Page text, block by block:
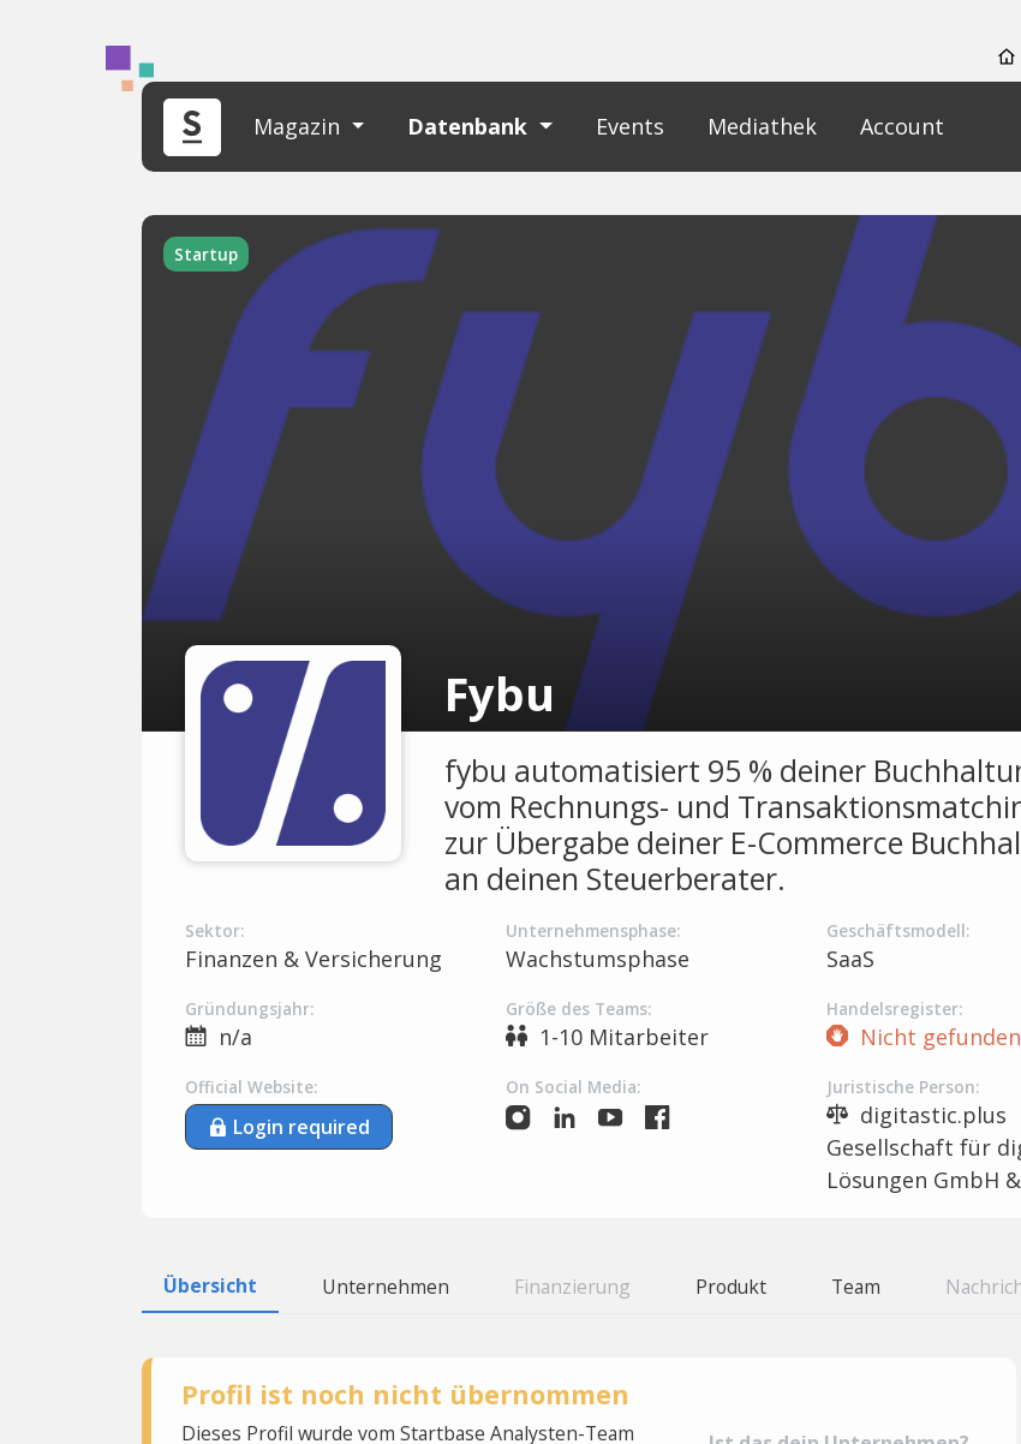
Magazin Datenbank Events Mediathek Account
Startup
Fybu
fybu automatisiert 95 % deiner
vom Rechnungs- und
zur Übergabe deiner E-Commerce
an deinen Steuerberater.
Sektor:
Finanzen & Versicherung
Unternehmensphase:
Wachstumsphase
Geschäftsmodell:
SaaS
Gründungsjahr:
n/a
Größe des Teams:
1-10 Mitarbeiter
Handelsregister:
Nicht gefunden
Official Website:
Login required
On Social Media: Juristische Person:
digitastic.plus
Gesellschaft für
Lösungen GmbH
Übersicht Unternehmen Finanzierung Produkt Team
Profil ist noch nicht übernommen
Dieses Profil wurde vom Startbase Analysten-Team